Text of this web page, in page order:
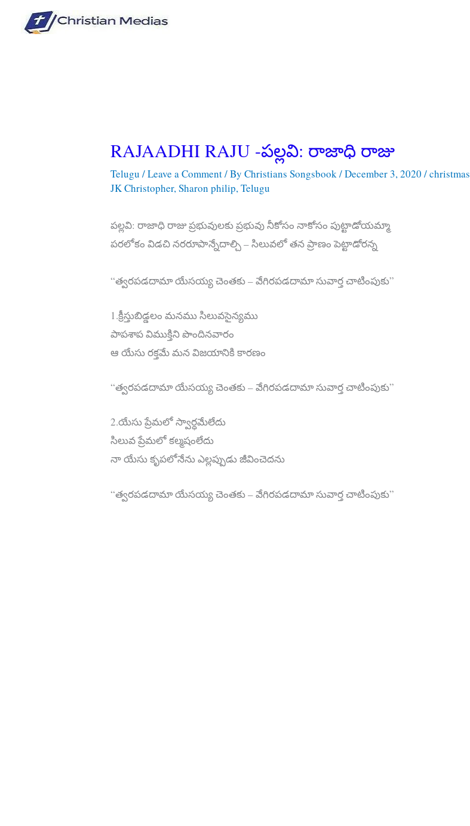
RAJAADHI RAJU -పల్లవి: రాజాధి రాజు
Telugu /Leave a Comment/ ByChristians Songsbook/December 3, 2020/christmas
JK Christopher,Sharon philip,Telugu
పల్లవి: రాజాధి రాజు ప్రభువులకు ప్రభువు నీకోసం నాకోసం పుట్టాడోయమ్మా
పరలోకం విడచి నరరూపాన్నేదాల్చి – సిలువలో తన ప్రాణం పెట్టాడోరన్న
“త్వరపడదామా యేసయ్య చెంతకు – వేగిరపడదామా సువార్త చాటింపుకు”
1.క్రీస్తుబిడ్డలం మనము సిలువసైన్యము
పాపశాప విముక్తిని పొందినవారం
ఆ యేసు రక్తమే మన విజయానికి కారణం
“త్వరపడదామా యేసయ్య చెంతకు – వేగిరపడదామా సువార్త చాటింపుకు”
2.యేసు ప్రేమలో స్వార్ధమేలేదు
సిలువ ప్రేమలో కల్మషంలేదు
నా యేసు కృపలోనేను ఎల్లప్పుడు జీవించెదను
“త్వరపడదామా యేసయ్య చెంతకు – వేగిరపడదామా సువార్త చాటింపుకు”